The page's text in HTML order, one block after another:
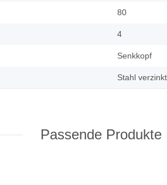
80
4
Senkkopf
Stahl verzinkt
Passende Produkte